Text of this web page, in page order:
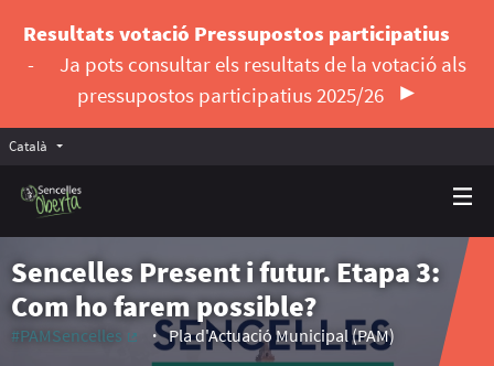
Resultats votació Pressupostos participatius
-
Ja pots consultar els resultats de la votació als
pressupostos participatius 2025/26
Català Triar la llengua
Sencelles Present i futur. Etapa 3:
Com ho farem possible?
#PAMSencelles
(Enllaç extern)
Pla d'Actuació Municipal (PAM)